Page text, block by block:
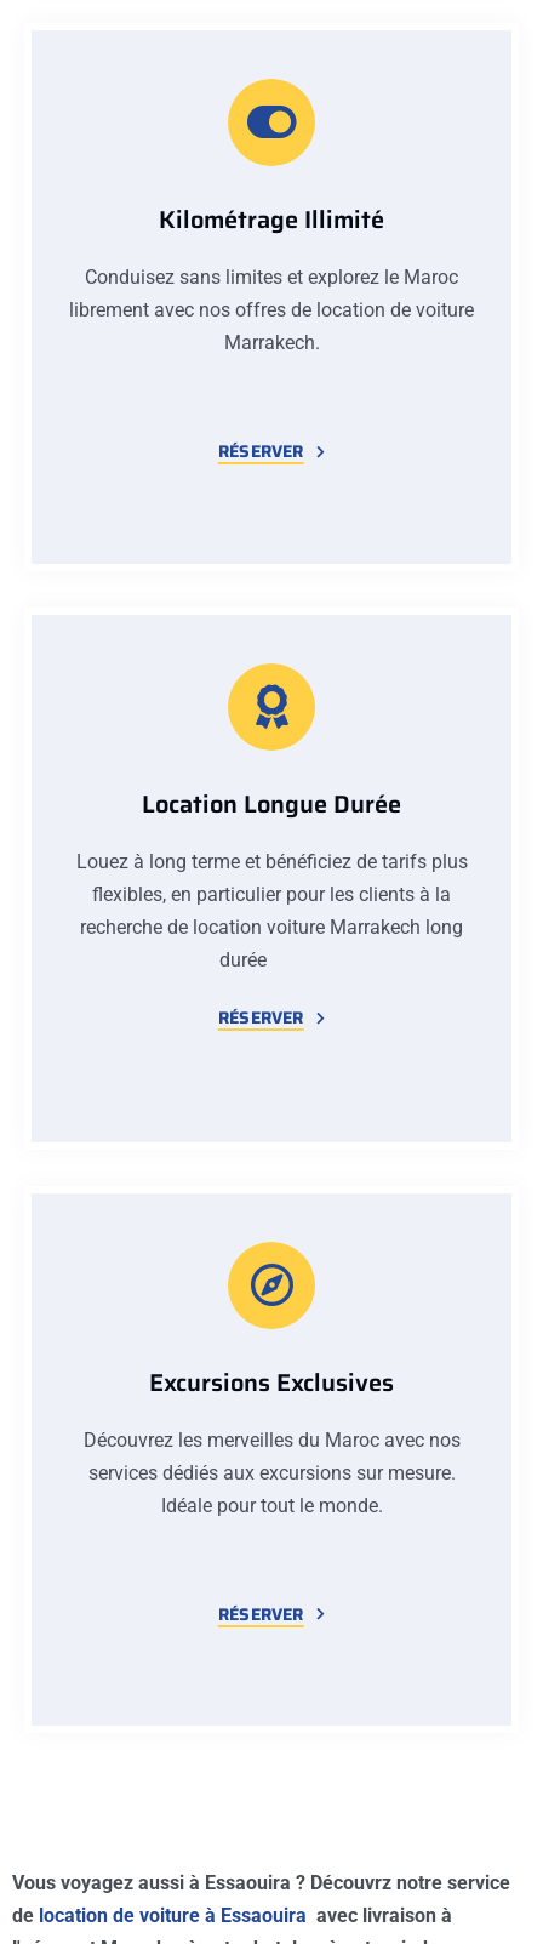
Kilométrage Illimité
Conduisez sans limites et explorez le Maroc
librement avec nos offres de location de voiture
Marrakech.
RÉSERVER
Location Longue Durée
Louez à long terme et bénéficiez de tarifs plus
flexibles, en particulier pour les clients à la
recherche de location voiture Marrakech long
durée
RÉSERVER
Excursions Exclusives
Découvrez les merveilles du Maroc avec nos
services dédiés aux excursions sur mesure.
Idéale pour tout le monde.
RÉSERVER
Vous voyagez aussi à Essaouira ? Découvrz notre service
de location de voiture à Essaouira avec livraison à